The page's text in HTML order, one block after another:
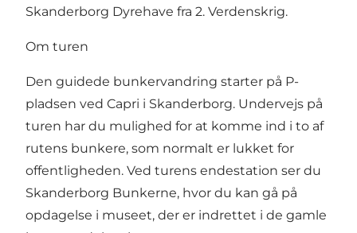
Skanderborg Dyrehave fra 2. Verdenskrig.
Om turen
Den guidede bunkervandring starter på P-
pladsen ved Capri i Skanderborg. Undervejs på
turen har du mulighed for at komme ind i to af
rutens bunkere, som normalt er lukket for
offentligheden. Ved turens endestation ser du
Skanderborg Bunkerne, hvor du kan gå på
opdagelse i museet, der er indrettet i de gamle